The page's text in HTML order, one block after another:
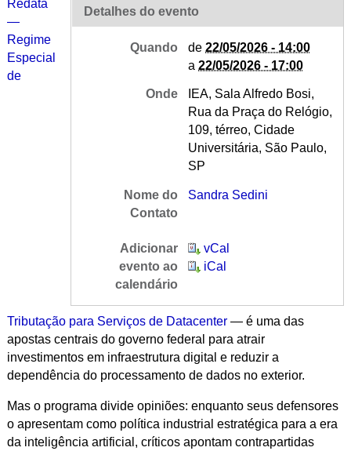
Detalhes do evento
Quando de22/05/2026 - 14:00
a22/05/2026 - 17:00
Onde
IEA, Sala Alfredo Bosi,
Rua da Praça do Relógio,
109, térreo, Cidade
Universitária, São Paulo,
SP
Nome do
Contato
Sandra Sedini
Adicionar
evento ao
calendário
vCal
iCal
Redata
—
Regime
Especial
de
Tributação para Serviços de Datacenter — é uma das
apostas centrais do governo federal para atrair
investimentos em infraestrutura digital e reduzir a
dependência do processamento de dados no exterior.
Mas o programa divide opiniões: enquanto seus defensores
o apresentam como política industrial estratégica para a era
da inteligência artificial, críticos apontam contrapartidas